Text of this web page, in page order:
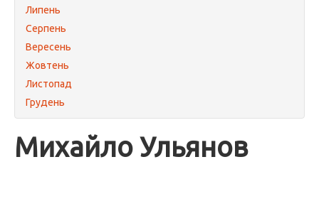
Липень
Серпень
Вересень
Жовтень
Листопад
Грудень
Михайло Ульянов